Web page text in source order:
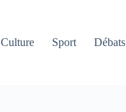
Culture Sport Débats